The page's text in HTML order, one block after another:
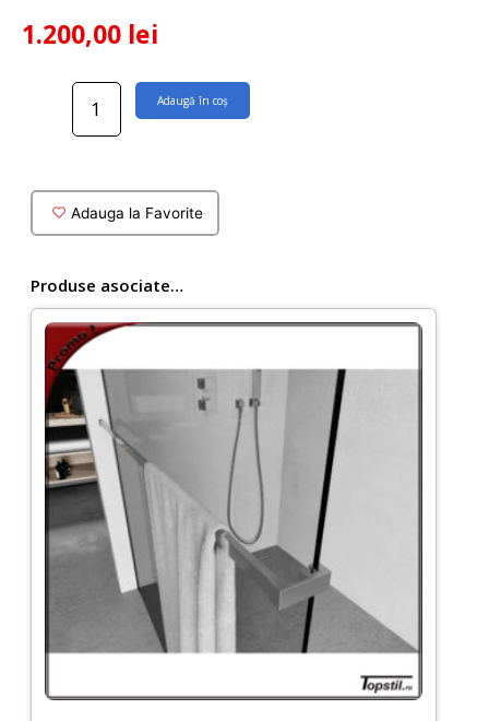
1.200,00 lei
Cantitate
200
securizata
mm
Adaugă în coș
Adauga la Favorite
Produse asociate…